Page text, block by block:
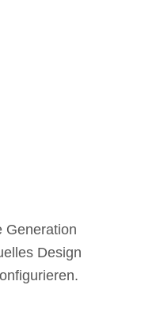
Generation
Design